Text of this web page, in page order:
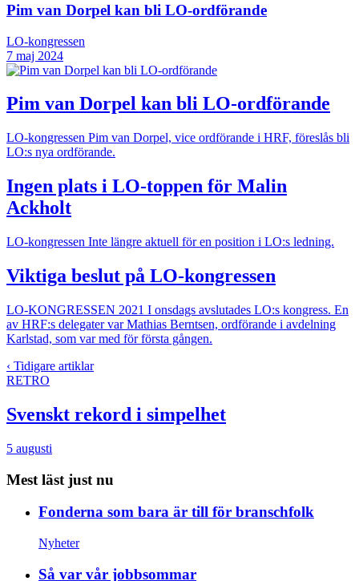
Pim van Dorpel kan bli LO-ordförande
LO-kongressen
7 maj 2024
Pim van Dorpel kan bli LO-ordförande
LO-kongressen Pim van Dorpel, vice ordförande i HRF, föreslås bli
LO:s nya ordförande.
Ingen plats i LO-toppen för Malin
Ackholt
LO-kongressen Inte längre aktuell för en position i LO:s ledning.
Viktiga beslut på LO-kongressen
LO-KONGRESSEN 2021 I onsdags avslutades LO:s kongress. En
av HRF:s delegater var Mathias Berntsen, ordförande i avdelning
Karlstad, som var med för första gången.
‹ Tidigare artiklar
RETRO
Svenskt rekord i simpelhet
5 augusti
Mest läst just nu
Fonderna som bara är till för branschfolk
Nyheter
Så var vår jobbsommar